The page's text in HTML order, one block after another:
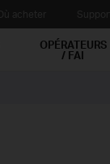
OPÉRATEURS
/ FAI